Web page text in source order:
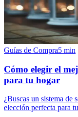
Guías de Compra5 min
Cómo elegir el
para tu hogar
¿Buscas un sistema de
elección perfecta para